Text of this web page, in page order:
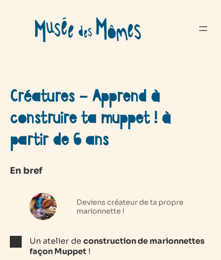
contenu
Créatures – Apprend à
construire ta muppet ! à
partir de 6 ans
En bref
Deviens créateur de ta propre
marionnette !
Un atelier de construction de marionnettes
façon Muppet !